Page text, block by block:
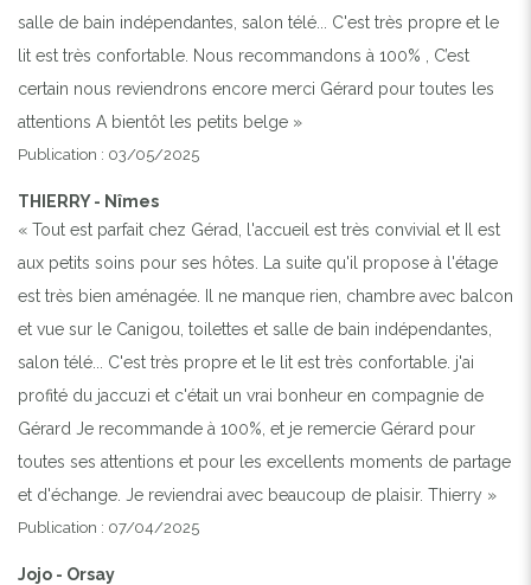
salle de bain indépendantes, salon télé... C'est très propre et le
lit est très confortable. Nous recommandons à 100% , C’est
certain nous reviendrons encore merci Gérard pour toutes les
attentions A bientôt les petits belge »
Publication : 03/05/2025
THIERRY - Nîmes
« Tout est parfait chez Gérad, l'accueil est très convivial et Il est
aux petits soins pour ses hôtes. La suite qu'il propose à l'étage
est très bien aménagée. Il ne manque rien, chambre avec balcon
et vue sur le Canigou, toilettes et salle de bain indépendantes,
salon télé... C'est très propre et le lit est très confortable. j'ai
profité du jaccuzi et c'était un vrai bonheur en compagnie de
Gérard Je recommande à 100%, et je remercie Gérard pour
toutes ses attentions et pour les excellents moments de partage
et d'échange. Je reviendrai avec beaucoup de plaisir. Thierry »
Publication : 07/04/2025
Jojo - Orsay